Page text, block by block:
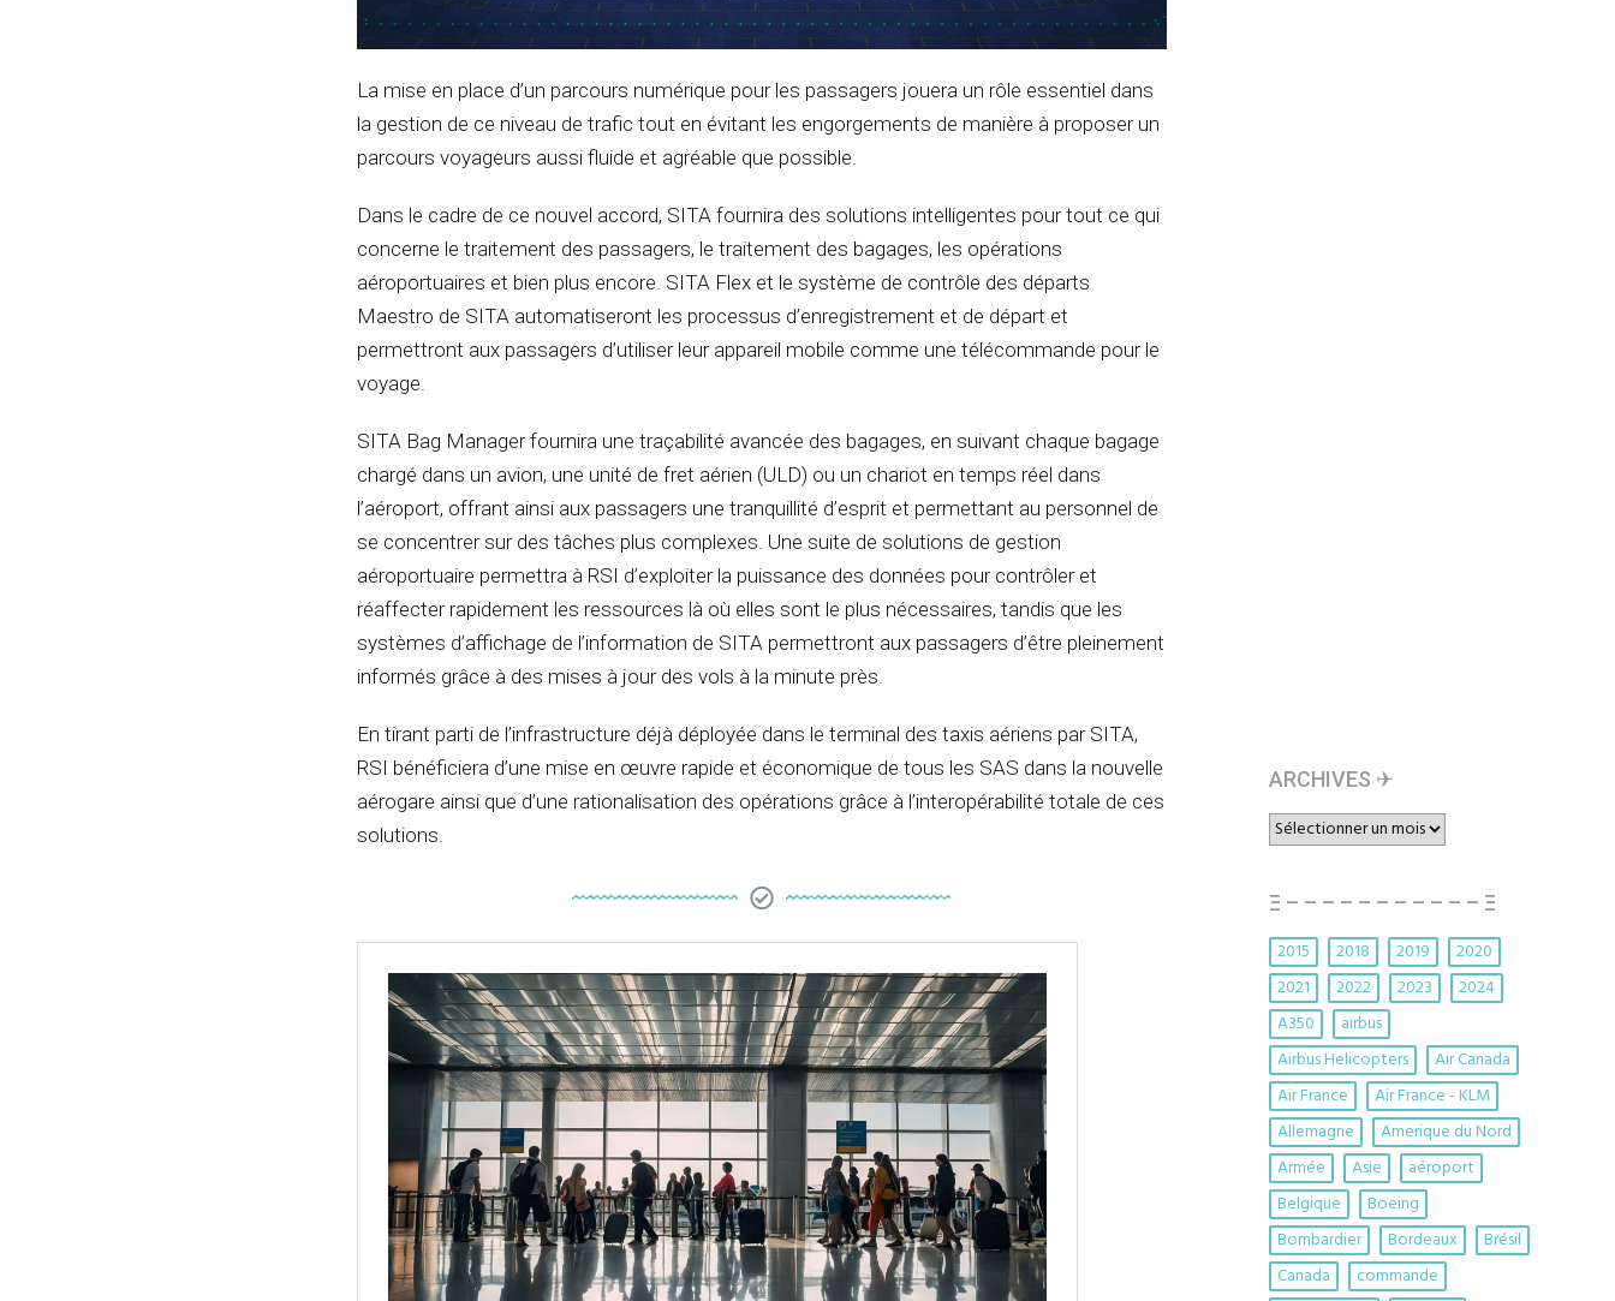
La mise en place d’un parcours numérique pour les passagers jouera un rôle essentiel dans
la gestion de ce niveau de trafic tout en évitant les engorgements de manière à proposer un
parcours voyageurs aussi fluide et agréable que possible.
Dans le cadre de ce nouvel accord, SITA fournira des solutions intelligentes pour tout ce qui
concerne le traitement des passagers, le traitement des bagages, les opérations
aéroportuaires et bien plus encore. SITA Flex et le système de contrôle des départs
Maestro de SITA automatiseront les processus d’enregistrement et de départ et
permettront aux passagers d’utiliser leur appareil mobile comme une télécommande pour le
voyage.
SITA Bag Manager fournira une traçabilité avancée des bagages, en suivant chaque bagage
chargé dans un avion, une unité de fret aérien (ULD) ou un chariot en temps réel dans
l’aéroport, offrant ainsi aux passagers une tranquillité d’esprit et permettant au personnel de
se concentrer sur des tâches plus complexes. Une suite de solutions de gestion
aéroportuaire permettra à RSI d’exploiter la puissance des données pour contrôler et
réaffecter rapidement les ressources là où elles sont le plus nécessaires, tandis que les
systèmes d’affichage de l’information de SITA permettront aux passagers d’être pleinement
informés grâce à des mises à jour des vols à la minute près.
En tirant parti de l’infrastructure déjà déployée dans le terminal des taxis aériens par SITA,
RSI bénéficiera d’une mise en œuvre rapide et économique de tous les SAS dans la nouvelle
aérogare ainsi que d’une rationalisation des opérations grâce à l’interopérabilité totale de ces
solutions.
ARCHIVES ✈︎
ARCHIVES
✈︎
Ξ – – – – – – – – – – – Ξ
2015 2018 2019
2020
2021
2022 2023
2024
A350
airbus
Airbus Helicopters
Air Canada
Air France
Air France - KLM
Allemagne
Amerique du Nord
Armée
Asie
aéroport
Belgique
Boeing
Bombardier
Bordeaux
Brésil
Canada
commande